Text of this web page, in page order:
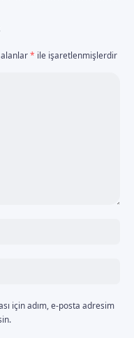
* ile işaretlenmişlerdir
için adım, e-posta adresim